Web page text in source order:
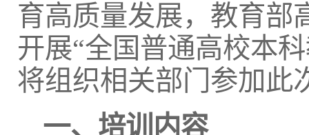
育高质量发展，教育部
开展“全国普通高校本
将组织相关部门参加此
一、培训内容